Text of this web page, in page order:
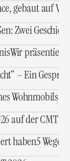
gebaut auf
Zwei
Wir
– Ein
Wohnmobils
auf der CMT
haben5